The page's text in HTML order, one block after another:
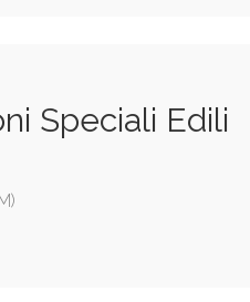
Speciali Edili